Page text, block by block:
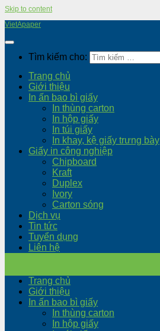
Skip to content
VietApaper
Tìm kiếm cho:
Trang chủ
Giới thiệu
In ấn bao bì giấy
In thùng carton
In hộp giấy
In túi giấy
In khay, kệ giấy trưng bày
Giấy in công nghiệp
Chipboard
Kraft
Duplex
Ivory
Carton sóng
Dịch vụ
Tin tức
Tuyển dụng
Liên hệ
Trang chủ
Giới thiệu
In ấn bao bì giấy
In thùng carton
In hộp giấy